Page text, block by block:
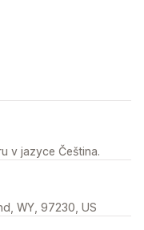
v jazyce Čeština.
WY, 97230, US